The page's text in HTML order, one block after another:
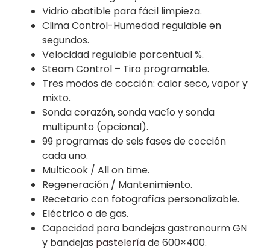
Vidrio abatible para fácil limpieza.
Clima Control-Humedad regulable en
segundos.
Velocidad regulable porcentual %.
Steam Control – Tiro programable.
Tres modos de cocción: calor seco, vapor y
mixto.
Sonda corazón, sonda vacío y sonda
multipunto (opcional).
99 programas de seis fases de cocción
cada uno.
Multicook / All on time.
Regeneración / Mantenimiento.
Recetario con fotografías personalizable.
Eléctrico o de gas.
Capacidad para bandejas gastronourm GN
y bandejas pasteleríade 600×400.